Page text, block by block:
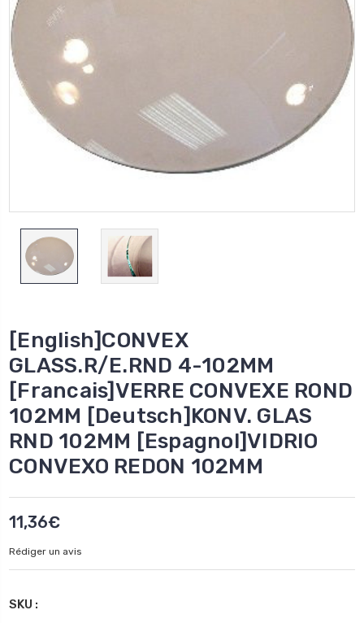
[English]CONVEX
GLASS.R/E.RND 4-102MM
[Francais]VERRE CONVEXE ROND
102MM [Deutsch]KONV. GLAS
RND 102MM [Espagnol]VIDRIO
CONVEXO REDON 102MM
11,36€
Rédiger un avis
SKU :